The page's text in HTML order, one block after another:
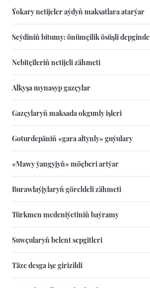
Ýokary netijeler aýdyň maksatlara atarýar
Seýdiniň bitumy: önümçilik ösüşli depginde
Nebitçileriň netijeli zähmeti
Alkyşa mynasyp gazçylar
Gazçylaryň maksada okgunly işleri
Goturdepäniň «gara altynly» guýulary
«Mawy ýangyjyň» möçberi artýar
Burawlaýjylaryň göreldeli zähmeti
Türkmen medeniýetiniň baýramy
Suwçularyň belent sepgitleri
Täze desga işe girizildi